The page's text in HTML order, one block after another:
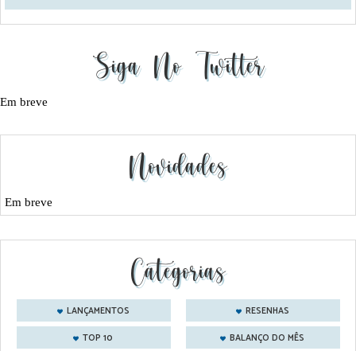
Siga No Twitter
Em breve
Novidades
Em breve
Categorias
LANÇAMENTOS
RESENHAS
TOP 10
BALANÇO DO MÊS